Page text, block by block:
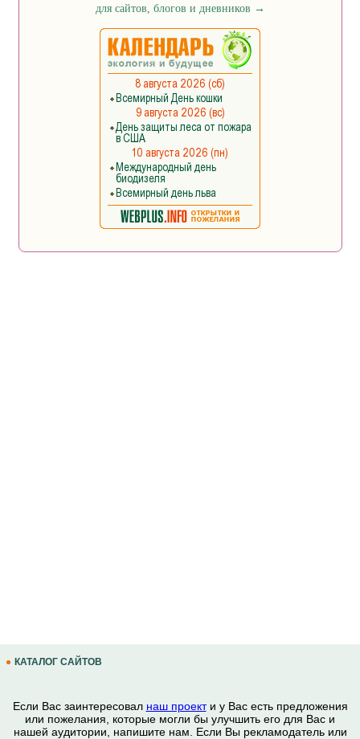
для сайтов, блогов и дневников →
КАТАЛОГ САЙТОВ
Если Вас заинтересовал наш проекти у Вас есть предложения
или пожелания, которые могли бы улучшить его для Вас и
нашей аудитории, напишите нам. Если Вы рекламодатель или